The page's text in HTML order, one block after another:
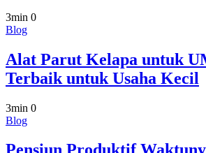
3min 0
Blog
Alat Parut Kelapa untuk
Terbaik untuk Usaha Kecil
3min 0
Blog